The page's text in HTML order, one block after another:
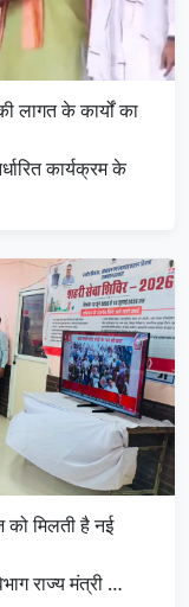
लागत के कार्यों का
कार्यक्रम के
मिलती है नई
राज्य मंत्री …